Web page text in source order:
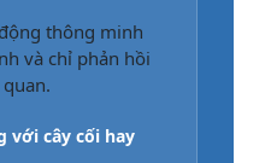
thông minh
và chỉ phản hồi
với cây cối hay